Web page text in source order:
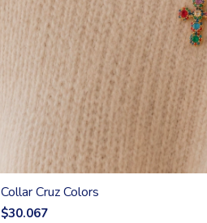
Collar Cruz Colors
$30.067